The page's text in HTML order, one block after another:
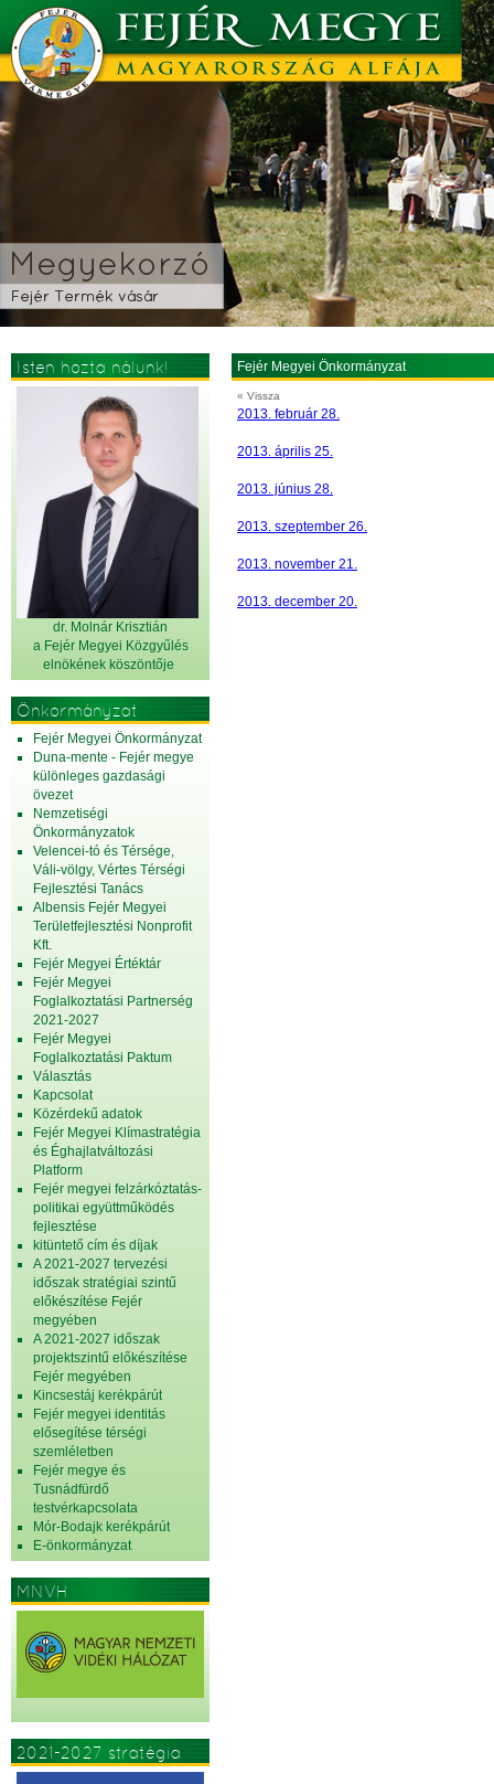
Isten hozta nálunk!
dr. Molnár Krisztián
a Fejér Megyei Közgyűlés
elnökének köszöntője
Önkormányzat
Fejér Megyei Önkormányzat
Duna-mente - Fejér megye
különleges gazdasági
övezet
Nemzetiségi
Önkormányzatok
Velencei-tó és Térsége,
Váli-völgy, Vértes Térségi
Fejlesztési Tanács
Albensis Fejér Megyei
Területfejlesztési Nonprofit
Kft.
Fejér Megyei Értéktár
Fejér Megyei
Foglalkoztatási Partnerség
2021-2027
Fejér Megyei
Foglalkoztatási Paktum
Választás
Kapcsolat
Közérdekű adatok
Fejér Megyei Klímastratégia
és Éghajlatváltozási
Platform
Fejér megyei felzárkóztatás-
politikai együttműködés
fejlesztése
kitüntető cím és díjak
A 2021-2027 tervezési
időszak stratégiai szintű
előkészítése Fejér
megyében
A 2021-2027 időszak
projektszintű előkészítése
Fejér megyében
Kincsestáj kerékpárút
Fejér megyei identitás
elősegítése térségi
szemléletben
Fejér megye és
Tusnádfürdő
testvérkapcsolata
Mór-Bodajk kerékpárút
E-önkormányzat
MNVH
2021-2027 stratégia
Fejér Megyei Önkormányzat
« Vissza
2013. február 28.
2013. április 25.
2013. június 28.
2013. szeptember 26.
2013. november 21.
2013. december 20.